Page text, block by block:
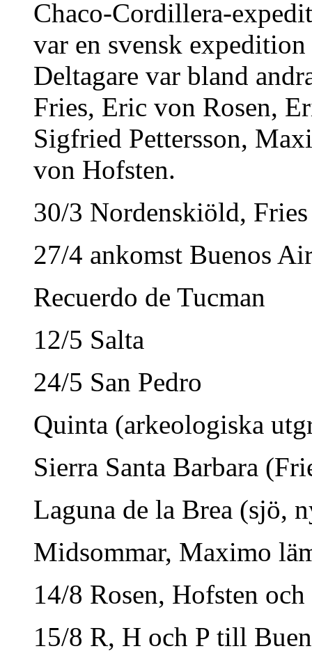
Chaco-Cordillera-
var en svensk
Deltagare var bland
Fries, Eric von Rosen,
Sigfried Pettersson,
von Hofsten.
30/3 Nordenskiöld,
27/4 ankomst Buenos
Recuerdo de Tucman
12/5 Salta
24/5 San Pedro
Quinta (arkeologiska
Sierra Santa Barbara
Laguna de la Brea (sjö,
Midsommar, Maximo
14/8 Rosen, Hofsten
15/8 R, H och P till